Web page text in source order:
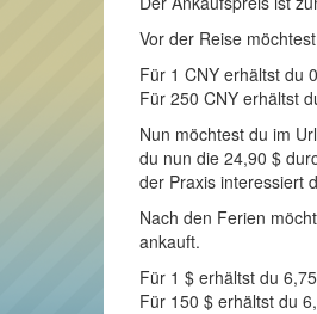
Vor der Reise
Für 1 CNY erhältst du
Für 250 CNY erhältst
Nun möchtest du im
du nun die 24,90 $
der Praxis interessiert
Nach den Ferien
ankauft.
Für 1 $ erhältst du
Für 150 $ erhältst du